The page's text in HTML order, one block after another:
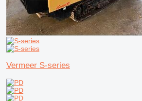
Vermeer S-series